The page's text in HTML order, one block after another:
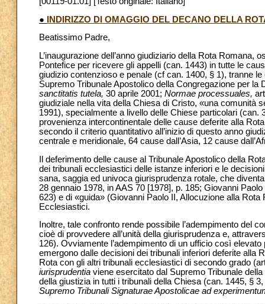
●
INDIRIZZO DI OMAGGIO DEL DECANO DELLA
Beatissimo Padre,
L’inaugurazione dell’anno giudiziario della Rota
Pontefice per ricevere gli appelli (can. 1443) in tutte le
giudizio contenzioso e penale (cf can. 1400, § 1), tranne
Supremo Tribunale Apostolico della Congregazione per
sanctitatis tutela, 30 aprile 2001; Normae processuales,
giudiziale nella vita della Chiesa di Cristo, «una comunità
1991), specialmente a livello delle Chiese particolari (can.
provenienza intercontinentale delle cause deferite alla
secondo il criterio quantitativo all’inizio di questo anno
centrale e meridionale, 64 cause dall’Asia, 12 cause
Il deferimento delle cause al Tribunale Apostolico della
dei tribunali ecclesiastici delle istanze inferiori e le
sana, saggia ed univoca giurisprudenza rotale, che
28 gennaio 1978, in AAS 70 [1978], p. 185; Giovanni
623) e di «guida» (Giovanni Paolo II, Allocuzione alla
Ecclesiastici.
Inoltre, tale confronto rende possibile l’adempimento del
cioè di provvedere all’unità della giurisprudenza e,
126). Ovviamente l’adempimento di un ufficio così
emergono dalle decisioni dei tribunali inferiori deferite alla
Rota con gli altri tribunali ecclesiastici di secondo grado
iurisprudentia viene esercitato dal Supremo Tribunale
della giustizia in tutti i tribunali della Chiesa (can. 1445, §
Supremo Tribunali Signaturae Apostolicae ad